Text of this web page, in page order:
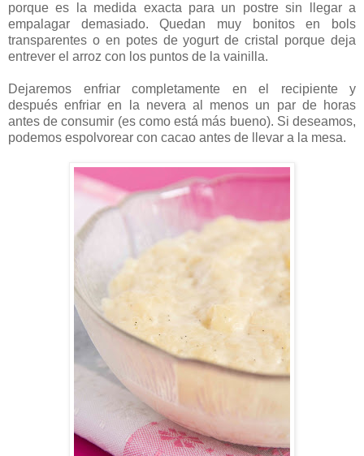
porque es la medida exacta para un postre sin llegar a
empalagar demasiado. Quedan muy bonitos en bols
transparentes o en potes de yogurt de cristal porque deja
entrever el arroz con los puntos de la vainilla.
Dejaremos enfriar completamente en el recipiente y
después enfriar en la nevera al menos un par de horas
antes de consumir (es como está más bueno). Si deseamos,
podemos espolvorear con cacao antes de llevar a la mesa.